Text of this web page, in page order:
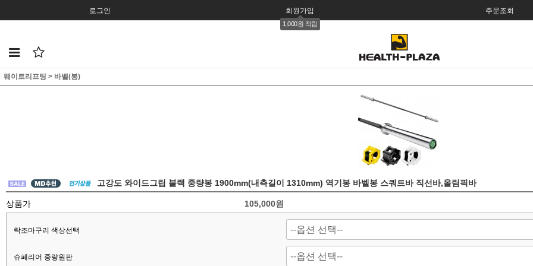
로그인 회원가입
1,000원 적립
주문조회
웨이트리프팅 > 바벨(봉)
고강도 와이드그립 블랙 중량봉 1900mm(내측길이 1310mm) 역기봉 바벨봉 스쿼트바 직선바,올림픽바
상품가 105,000원
락조마구리 색상선택
슈페리어 중량원판